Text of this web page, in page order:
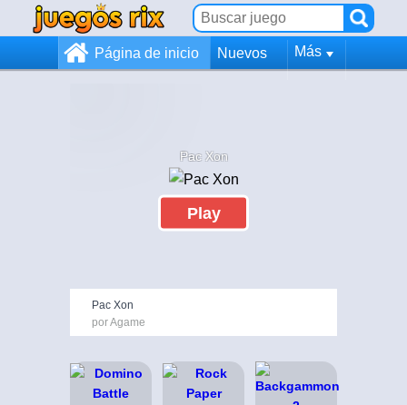
Página de inicio Nuevos Más
Pac Xon
Play
Pac Xon
por Agame